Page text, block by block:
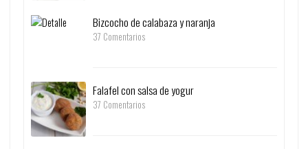
Bizcocho de calabaza y naranja
37 Comentarios
Falafel con salsa de yogur
37 Comentarios